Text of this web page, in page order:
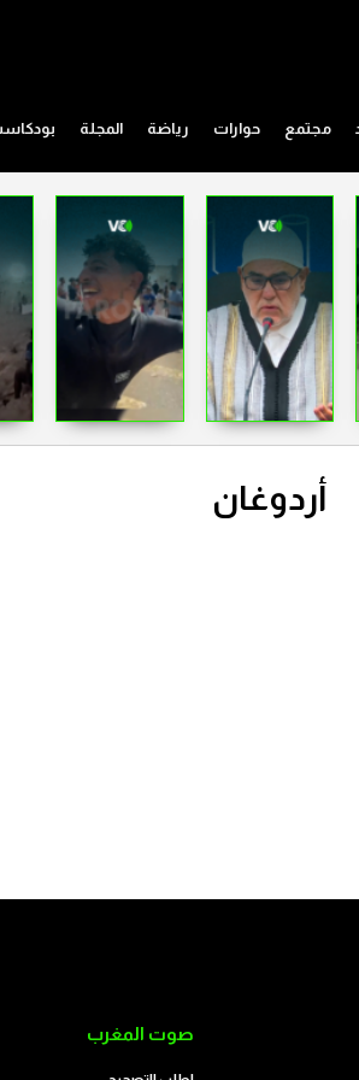
مجتمع حوارات رياضة المجلة
أردوغان
صوت المغرب